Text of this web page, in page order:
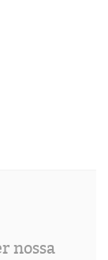
nossa